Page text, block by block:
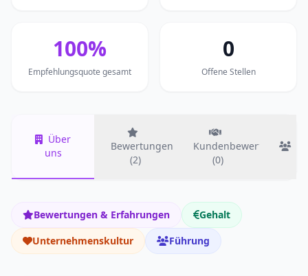
100%
Empfehlungsquote gesamt
0
Offene Stellen
Über
uns
Bewertungen
(2)
Kundenbewertungen
(0)
Bewertungen & Erfahrungen
Gehalt
Unternehmenskultur
Führung